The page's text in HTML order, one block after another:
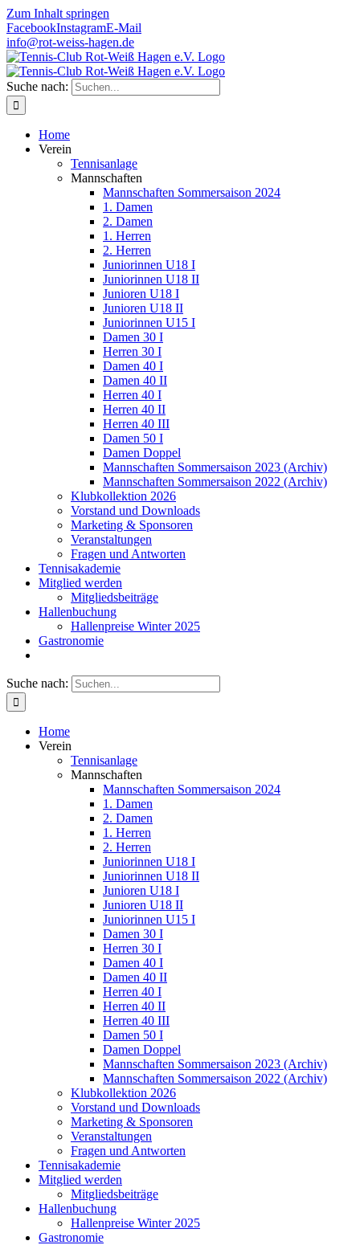
Zum Inhalt springen
FacebookInstagramE-Mail
info@rot-weiss-hagen.de
Suche nach:
Home
Verein
Tennisanlage
Mannschaften
Mannschaften Sommersaison 2024
1. Damen
2. Damen
1. Herren
2. Herren
Juniorinnen U18 I
Juniorinnen U18 II
Junioren U18 I
Junioren U18 II
Juniorinnen U15 I
Damen 30 I
Herren 30 I
Damen 40 I
Damen 40 II
Herren 40 I
Herren 40 II
Herren 40 III
Damen 50 I
Damen Doppel
Mannschaften Sommersaison 2023 (Archiv)
Mannschaften Sommersaison 2022 (Archiv)
Klubkollektion 2026
Vorstand und Downloads
Marketing & Sponsoren
Veranstaltungen
Fragen und Antworten
Tennisakademie
Mitglied werden
Mitgliedsbeiträge
Hallenbuchung
Hallenpreise Winter 2025
Gastronomie
Suche nach:
Home
Verein
Tennisanlage
Mannschaften
Mannschaften Sommersaison 2024
1. Damen
2. Damen
1. Herren
2. Herren
Juniorinnen U18 I
Juniorinnen U18 II
Junioren U18 I
Junioren U18 II
Juniorinnen U15 I
Damen 30 I
Herren 30 I
Damen 40 I
Damen 40 II
Herren 40 I
Herren 40 II
Herren 40 III
Damen 50 I
Damen Doppel
Mannschaften Sommersaison 2023 (Archiv)
Mannschaften Sommersaison 2022 (Archiv)
Klubkollektion 2026
Vorstand und Downloads
Marketing & Sponsoren
Veranstaltungen
Fragen und Antworten
Tennisakademie
Mitglied werden
Mitgliedsbeiträge
Hallenbuchung
Hallenpreise Winter 2025
Gastronomie